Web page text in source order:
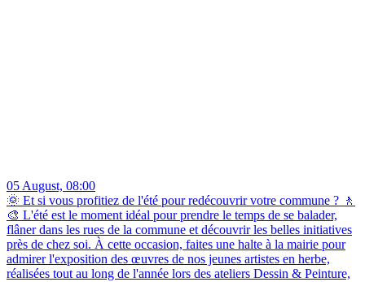
05 August, 08:00
🌞 Et si vous profitiez de l'été pour redécouvrir votre commune ? 🚶
🎨 L'été est le moment idéal pour prendre le temps de se balader,
flâner dans les rues de la commune et découvrir les belles initiatives
près de chez soi. À cette occasion, faites une halte à la mairie pour
admirer l'exposition des œuvres de nos jeunes artistes en herbe,
réalisées tout au long de l'année lors des ateliers Dessin & Peinture,